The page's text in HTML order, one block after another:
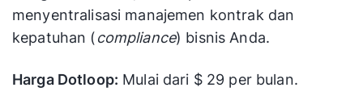
menyentralisasi manajemen kontrak dan
kepatuhan (compliance) bisnis Anda.
Harga Dotloop: Mulai dari $ 29 per bulan.